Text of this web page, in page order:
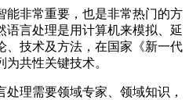
非常重要，也是非常热门的方
语言处理是用计算机来模拟、延
、技术及方法，在国家《新一代
共性关键技术。
理需要领域专家、领域知识，